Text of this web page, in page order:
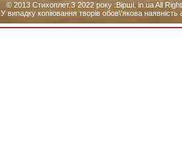
© 2013 Стихоплет.З 2022 року :Вірші. in.ua All
У випадку копіювання творів обов\'якова наявність